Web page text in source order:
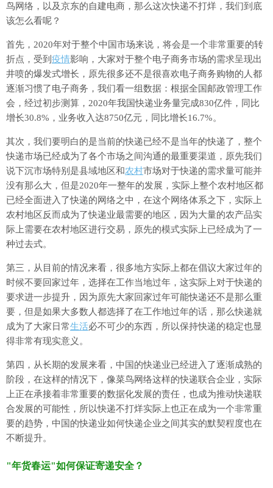
鸟网络，以及京东的自建电商，那么这次快递不打烊，我们到底
该怎么看呢？
首先，2020年对于整个中国市场来说，将会是一个非常重要的转
折点，受到 疫情影响，大家对于整个电子商务市场的需求呈现出
井喷的爆发式增长，原先很多还不是很喜欢电子商务购物的人都
逐渐习惯了电子商务，我们看一组数据：根据全国邮政管理工作
会，经过初步测算，2020年我国快递业务量完成830亿件，同比
增长30.8%，业务收入达8750亿元，同比增长16.7%。
其次，我们要明白的是当前的快递已经不是当年的快递了，整个
快递市场已经成为了各个市场之间沟通的最重要渠道，原先我们
说下沉市场特别是县域地区和农村市场对于快递的需求量可能并
没有那么大，但是2020年一整年的发展，实际上整个农村地区都
已经全面进入了快递的网络之中，在这个网络体系之下，实际上
农村地区反而成为了快递业最需要的地区，因为大量的农产品实
际上需要在农村地区进行交易，原先的模式实际上已经成为了一
种过去式。
第三，从目前的情况来看，很多地方实际上都在倡议大家过年的
时候不要回家过年，选择在工作当地过年，这实际上对于快递的
要求进一步提升，因为原先大家回家过年可能快递还不是那么重
要，但是如果大多数人都选择了在工作地过年的话，那么快递就
成为了大家日常生活必不可少的东西，所以保持快递的稳定也显
得非常有现实意义。
第四，从长期的发展来看，中国的快递业已经进入了逐渐成熟的
阶段，在这样的情况下，像菜鸟网络这样的快递联合企业，实际
上正在承接着非常重要的数据化发展的责任，也成为推动快递联
合发展的可能性，所以快递不打烊实际上也正在成为一个非常重
要的趋势，中国的快递业如何快递企业之间其实的默契程度也在
不断提升。
"年货春运"如何保证寄递安全？